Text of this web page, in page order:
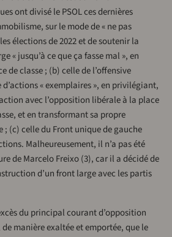
ont divisé le PSOL ces dernières
sur le mode de « ne pas
élections de 2022 et de soutenir la
« jusqu’à ce que ça fasse mal », en
de classe ; (b) celle de l’offensive
« exemplaires », en privilégiant,
avec l’opposition libérale à la place
et en transformant sa propre
(c) celle du Front unique de gauche
Malheureusement, il n’a pas été
de Marcelo Freixo (3), car il a décidé de
d’un front large avec les partis
du principal courant d’opposition
manière exaltée et emportée, que le